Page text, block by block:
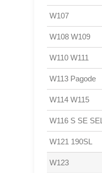
W107
W108 W109
W110 W111
W113 Pagode
W114 W115
W116 S SE SEL
W121 190SL
W123